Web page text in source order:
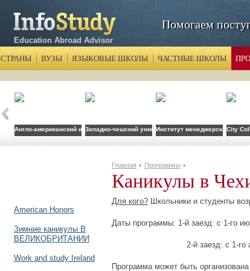
Education Abroad Advisor
Помогаем
СТРАНЫ ВУЗЫ ЯЗЫКОВЫЕ ШКОЛЫ ЧАСТНЫЕ ШКОЛЫ
Англо-американский институтЗападно-чешский университетИнститут менеджерскойCity
American Honors
Зимние каникулы В
ВЕЛИКОБРИТАНИИ
Work and study Ireland
Главная Программы
Каникулы в
Для кого? Школьники и студенты
Даты программы: 1-й заезд: с 1-го
2-й заезд: с 1-го
Программа может быть